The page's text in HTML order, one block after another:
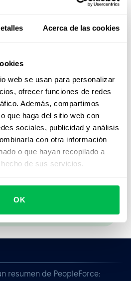
Acerca de las cookies
web se usan para personalizar
ofrecer funciones de redes
Además, compartimos
que haga del sitio web con
sociales, publicidad y análisis
con otra información
o que hayan recopilado a
de sus servicios.
OK
analítica avanzada de
PeopleForce ayuda a
procesos y ahorrar
resumen de PeopleForce: